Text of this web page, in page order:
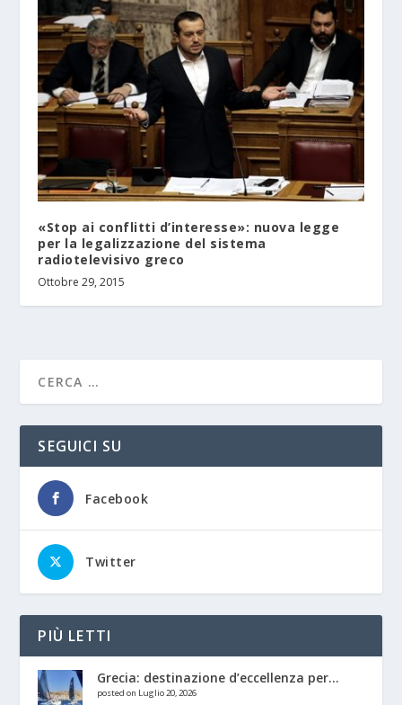
«Stop ai conflitti d’interesse»: nuova legge
per la legalizzazione del sistema
radiotelevisivo greco
Ottobre 29, 2015
SEGUICI SU
Facebook
Twitter
PIÙ LETTI
Grecia: destinazione d’eccellenza per...
posted on Luglio 20, 2026